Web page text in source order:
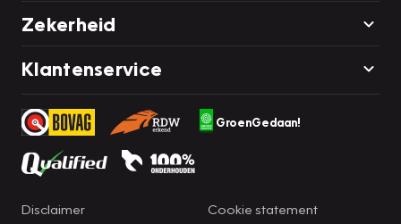
Zekerheid
Klantenservice
GroenGedaan!
Disclaimer
Cookie statement